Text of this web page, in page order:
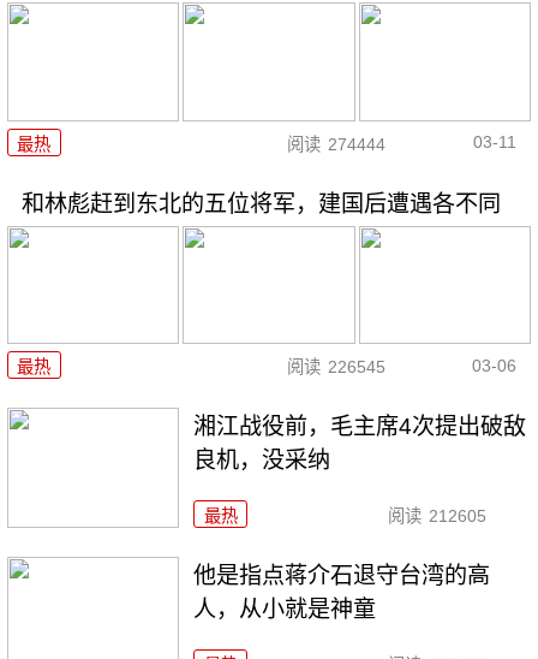
最热 阅读 274444 03-11
和林彪赶到东北的五位将军，建国后遭遇各不同
最热 阅读 226545 03-06
湘江战役前，毛主席4次提出破敌
良机，没采纳
最热 阅读 212605
他是指点蒋介石退守台湾的高
人，从小就是神童